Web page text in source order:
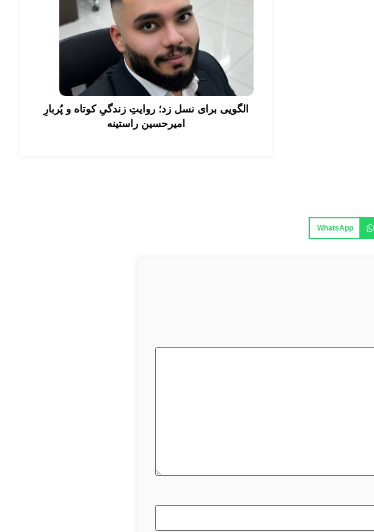
الگویی برای نسل زد؛ روایتِ زندگیِ کوتاه و پُربارِ
امیرحسین راستینه
WhatsApp